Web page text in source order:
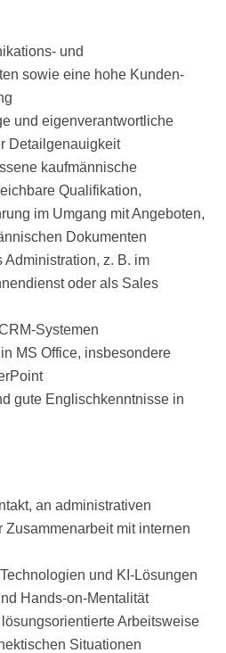
und
sowie eine hohe Kunden-
und eigenverantwortliche
Detailgenauigkeit
kaufmännische
Qualifikation,
im Umgang mit Angeboten,
Dokumenten
Administration, z. B. im
oder als Sales
Systemen
MS Office, insbesondere
gute Englischkenntnisse in
an administrativen
Zusammenarbeit mit internen
und KI-Lösungen
Hands-on-Mentalität
Arbeitsweise
Situationen